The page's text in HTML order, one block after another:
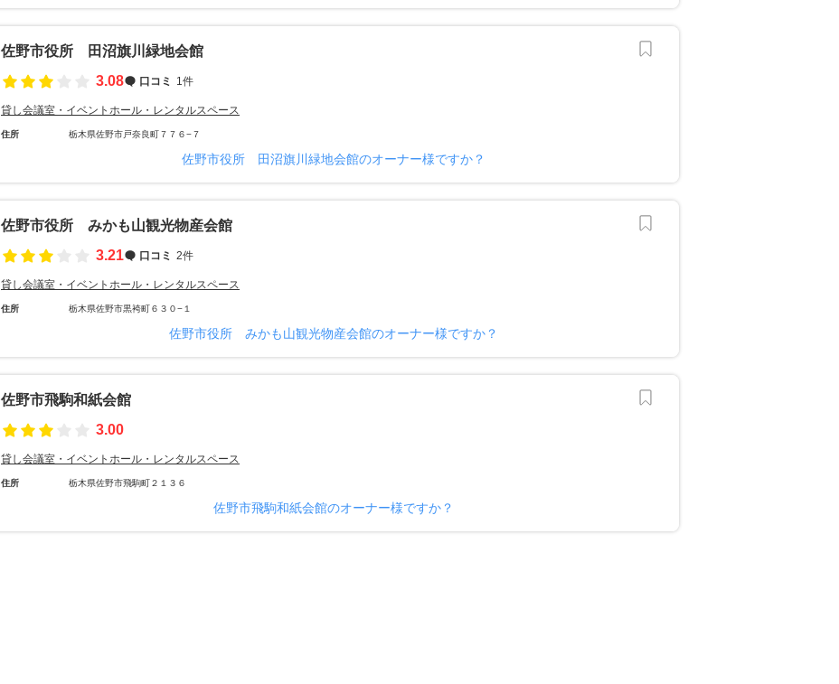
佐野市役所 田沼旗川緑地会館
3.08
口コミ 1件
貸し会議室・イベントホール・レンタルスペース
住所 栃木県佐野市戸奈良町７７６−７
佐野市役所 田沼旗川緑地会館のオーナー様ですか？
佐野市役所 みかも山観光物産会館
3.21
口コミ 2件
貸し会議室・イベントホール・レンタルスペース
住所 栃木県佐野市黒袴町６３０−１
佐野市役所 みかも山観光物産会館のオーナー様ですか？
佐野市飛駒和紙会館
3.00
貸し会議室・イベントホール・レンタルスペース
住所 栃木県佐野市飛駒町２１３６
佐野市飛駒和紙会館のオーナー様ですか？